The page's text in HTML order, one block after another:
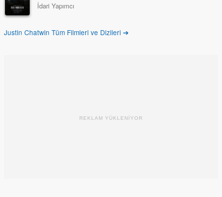
İdari Yapımcı
Justin Chatwin Tüm Filmleri ve Dizileri ➔
REKLAM YÜKLENİYOR